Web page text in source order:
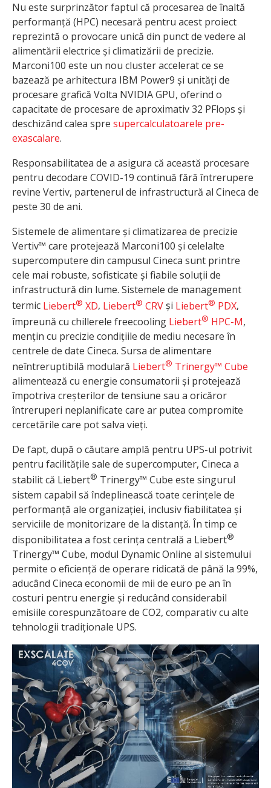
Nu este surprinzător faptul că procesarea de înaltă
performanță (HPC) necesară pentru acest proiect
reprezintă o provocare unică din punct de vedere al
alimentării electrice și climatizării de precizie.
Marconi100 este un nou cluster accelerat ce se
bazează pe arhitectura IBM Power9 și unități de
procesare grafică Volta NVIDIA GPU, oferind o
capacitate de procesare de aproximativ 32 PFlops și
deschizând calea spre supercalculatoarele pre-
exascalare.
Responsabilitatea de a asigura că această procesare
pentru decodare COVID-19 continuă fără întrerupere
revine Vertiv, partenerul de infrastructură al Cineca de
peste 30 de ani.
Sistemele de alimentare și climatizarea de precizie
Vertiv™ care protejează Marconi100 și celelalte
supercomputere din campusul Cineca sunt printre
cele mai robuste, sofisticate și fiabile soluții de
infrastructură din lume. Sistemele de management
termic Liebert® XD, Liebert® CRVși Liebert® PDX,
împreună cu chillerele freecooling Liebert® HPC-M,
mențin cu precizie condițiile de mediu necesare în
centrele de date Cineca. Sursa de alimentare
neîntreruptibilă modulară Liebert® Trinergy™ Cube
alimentează cu energie consumatorii și protejează
împotriva creșterilor de tensiune sau a oricăror
întreruperi neplanificate care ar putea compromite
cercetările care pot salva vieți.
De fapt, după o căutare amplă pentru UPS-ul potrivit
pentru facilitățile sale de supercomputer, Cineca a
stabilit că Liebert® Trinergy™ Cube este singurul
sistem capabil să îndeplinească toate cerințele de
performanță ale organizației, inclusiv fiabilitatea și
serviciile de monitorizare de la distanță. În timp ce
disponibilitatea a fost cerința centrală a Liebert®
Trinergy™ Cube, modul Dynamic Online al sistemului
permite o eficiență de operare ridicată de până la 99%,
aducând Cineca economii de mii de euro pe an în
costuri pentru energie și reducând considerabil
emisiile corespunzătoare de CO2, comparativ cu alte
tehnologii tradiționale UPS.